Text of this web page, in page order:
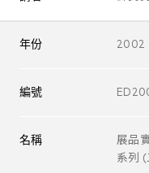
年份 2002
編號
名稱
展品
系列 (